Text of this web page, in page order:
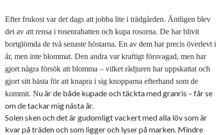
Efter frukost var det dags att jobba lite i trädgården. Äntligen blev
det av att rensa i rosenrabatten och kupa rosorna. De har blivit
bortglömda de två senaste höstarna. En av dem har precis överlevt i
år, men inte blommat. Den andra var kraftigt försvagad, men har
gjort några försök att blomma – vilket rådjuren har uppskattat och
gjort sitt bästa för att knapra i sig knopparna efterhand som de
kommit. Nu är de både kupade och täckta med granris – får se
om de tackar mig nästa år.
Solen sken och det är gudomligt vackert med alla löv som är
kvar på träden och som ligger och lyser på marken. Mindre